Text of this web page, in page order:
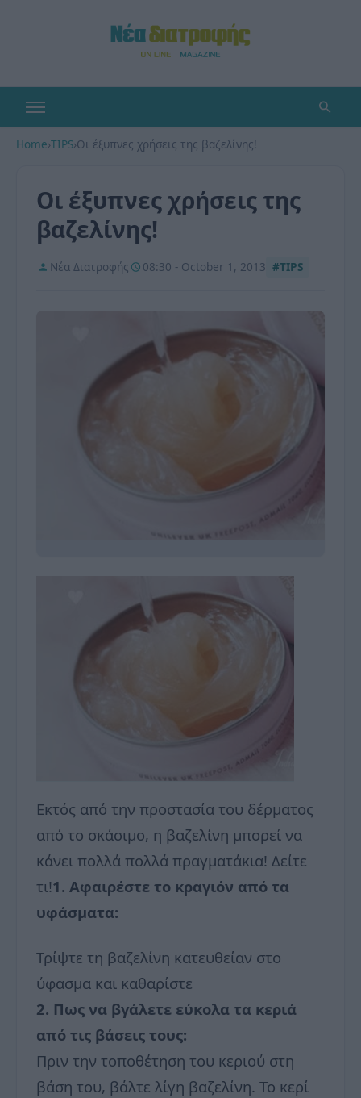
Home›TIPS›Οι έξυπνες χρήσεις της βαζελίνης!
Οι έξυπνες χρήσεις της
βαζελίνης!
Νέα Διατροφής 08:30 - October 1, 2013 #TIPS
Εκτός από την προστασία του δέρματος
από το σκάσιμο, η βαζελίνη μπορεί να
κάνει πολλά πολλά πραγματάκια! Δείτε
τι!1. Αφαιρέστε το κραγιόν από τα
υφάσματα:
Τρίψτε τη βαζελίνη κατευθείαν στο
ύφασμα και καθαρίστε
2. Πως να βγάλετε εύκολα τα κεριά
από τις βάσεις τους:
Πριν την τοποθέτηση του κεριού στη
βάση του, βάλτε λίγη βαζελίνη. Το κερί